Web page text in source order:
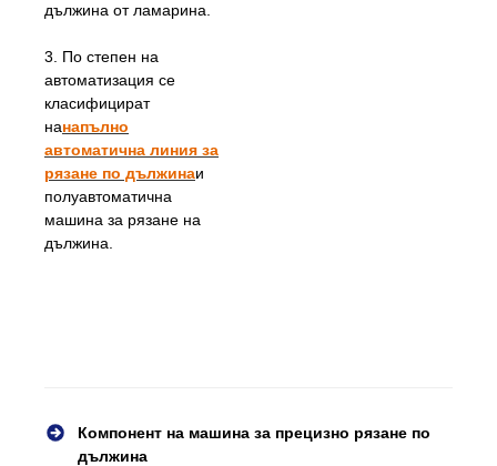
дължина от ламарина.
3. По степен на
автоматизация се
класифицират
нанапълно
автоматична линия за
рязане по дължинаи
полуавтоматична
машина за рязане на
дължина.
Компонент на машина за прецизно рязане по
дължина